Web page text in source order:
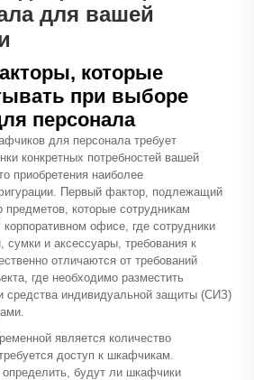
для вашей
которые
при выборе
персонала
для персонала требует
конкретных потребностей вашей
приобретения наиболее
Первый фактор, подлежащий
предметов, которые сотрудникам
офисе, где сотрудники
сумки и аксессуары, требования к
отличаются от требований
где необходимо разместить
средства индивидуальной защиты (СИЗ)
является количество
доступ к шкафчикам.
будут ли шкафчики